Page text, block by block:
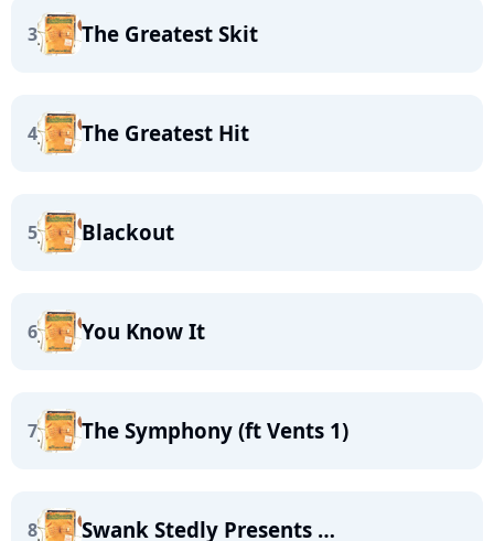
3 The Greatest Skit
4 The Greatest Hit
5 Blackout
6 You Know It
7 The Symphony (ft Vents 1)
8 Swank Stedly Presents …